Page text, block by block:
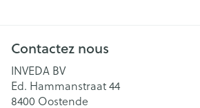
Contactez nous
INVEDA BV
Ed. Hammanstraat 44
8400 Oostende